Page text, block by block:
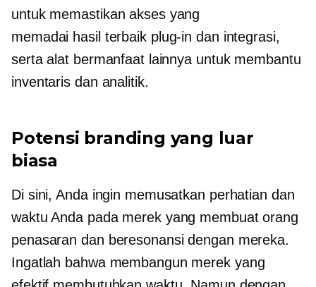
untuk memastikan akses yang
memadai hasil terbaik plug-in dan integrasi,
serta alat bermanfaat lainnya untuk membantu
inventaris dan analitik.
Potensi branding yang luar
biasa
Di sini, Anda ingin memusatkan perhatian dan
waktu Anda pada merek yang membuat orang
penasaran dan beresonansi dengan mereka.
Ingatlah bahwa membangun merek yang